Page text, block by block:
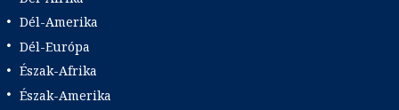
Dél-Amerika
Dél-Európa
Észak-Afrika
Észak-Amerika